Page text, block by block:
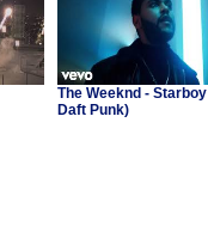
The Weeknd -
Daft Punk)